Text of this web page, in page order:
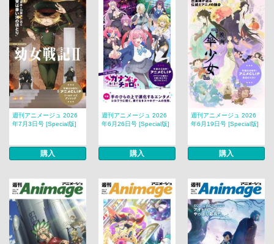
週刊アニメージュ 2026
年7月3日号 [Special版]
購入
週刊アニメージュ 2026
年6月26日号 [Special版]
購入
週刊アニメージュ 2026
年6月19日号 [Special版]
購入